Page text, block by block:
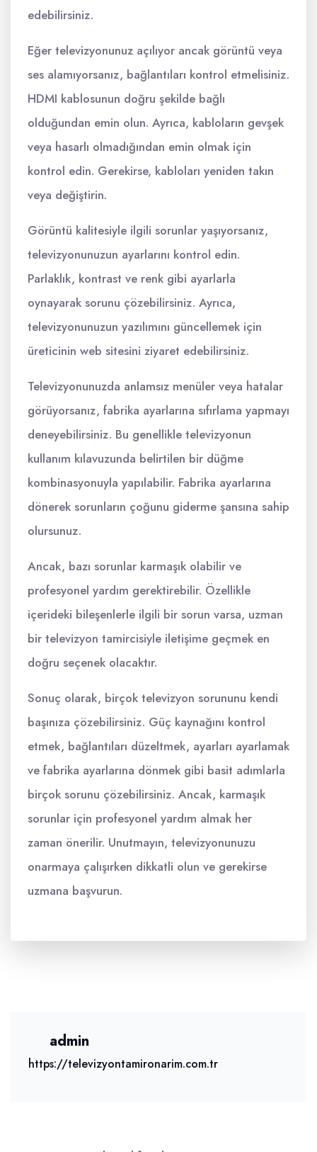
edebilirsiniz.
Eğer televizyonunuz açılıyor ancak görüntü veya
ses alamıyorsanız, bağlantıları kontrol etmelisiniz.
HDMI kablosunun doğru şekilde bağlı
olduğundan emin olun. Ayrıca, kabloların gevşek
veya hasarlı olmadığından emin olmak için
kontrol edin. Gerekirse, kabloları yeniden takın
veya değiştirin.
Görüntü kalitesiyle ilgili sorunlar yaşıyorsanız,
televizyonunuzun ayarlarını kontrol edin.
Parlaklık, kontrast ve renk gibi ayarlarla
oynayarak sorunu çözebilirsiniz. Ayrıca,
televizyonunuzun yazılımını güncellemek için
üreticinin web sitesini ziyaret edebilirsiniz.
Televizyonunuzda anlamsız menüler veya hatalar
görüyorsanız, fabrika ayarlarına sıfırlama yapmayı
deneyebilirsiniz. Bu genellikle televizyonun
kullanım kılavuzunda belirtilen bir düğme
kombinasyonuyla yapılabilir. Fabrika ayarlarına
dönerek sorunların çoğunu giderme şansına sahip
olursunuz.
Ancak, bazı sorunlar karmaşık olabilir ve
profesyonel yardım gerektirebilir. Özellikle
içerideki bileşenlerle ilgili bir sorun varsa, uzman
bir televizyon tamircisiyle iletişime geçmek en
doğru seçenek olacaktır.
Sonuç olarak, birçok televizyon sorununu kendi
başınıza çözebilirsiniz. Güç kaynağını kontrol
etmek, bağlantıları düzeltmek, ayarları ayarlamak
ve fabrika ayarlarına dönmek gibi basit adımlarla
birçok sorunu çözebilirsiniz. Ancak, karmaşık
sorunlar için profesyonel yardım almak her
zaman önerilir. Unutmayın, televizyonunuzu
onarmaya çalışırken dikkatli olun ve gerekirse
uzmana başvurun.
admin
https://televizyontamironarim.com.tr